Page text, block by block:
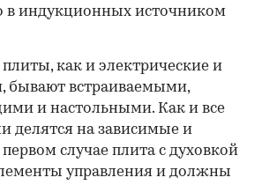
в индукционных источником
как и электрические и
бывают встраиваемыми,
и настольными. Как и все
делятся на зависимые и
случае плита с духовкой
управления и должны